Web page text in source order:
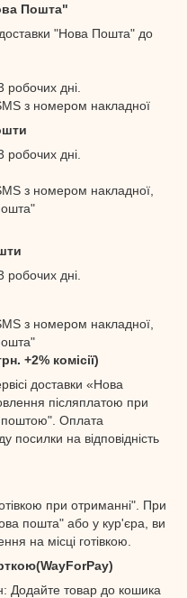
Пошта"
"Нова Пошта" до
дні.
з номером накладної
дні.
з номером накладної,
дні.
з номером накладної,
+2% комісії)
доставки «Нова
післяплатою при
поштою". Оплата
посилки на відповідність
при отриманні". При
пошта" або у кур'єра, ви
на місці готівкою.
Додайте товар до кошика